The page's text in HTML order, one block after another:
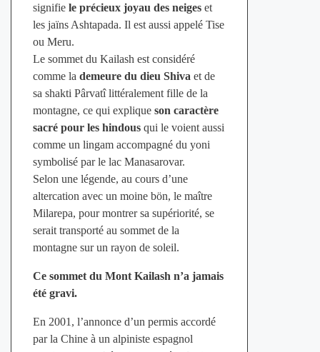
signifie le précieux joyau des neigeset
les jaïns Ashtapada. Il est aussi appelé Tise
ou Meru.
Le sommet du Kailash est considéré
comme la demeure du dieu Shiva et de
sa shakti Pârvatî littéralement fille de la
montagne, ce qui explique son caractère
sacré pour les hindousqui le voient aussi
comme un lingam accompagné du yoni
symbolisé par le lac Manasarovar.
Selon une légende, au cours d’une
altercation avec un moine bön, le maître
Milarepa, pour montrer sa supériorité, se
serait transporté au sommet de la
montagne sur un rayon de soleil.
Ce sommet du Mont Kailash n’a jamais
été gravi.
En 2001, l’annonce d’un permis accordé
par la Chine à un alpiniste espagnol